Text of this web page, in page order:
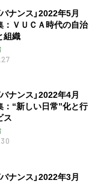
ナンス」2022年5月
ＶＵＣＡ時代の自治
組織
ナンス」2022年4月
“新しい日常”化と行
ス
バナンス」2022年3月